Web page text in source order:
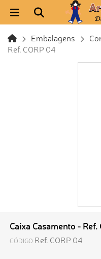
Embalagens
Ref. CORP 04
Caixa Casamento - Ref.
CÓDIGO Ref. CORP 04